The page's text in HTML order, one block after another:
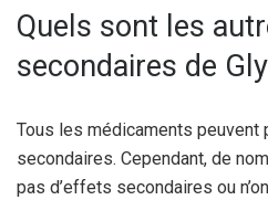
Quels sont les
secondaires de
Tous les médicaments
secondaires. Cependant, de
pas d’effets secondaires ou